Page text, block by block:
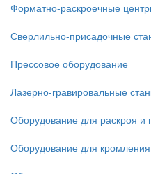
Форматно-раскроечные
Сверлильно-присадочные
Прессовое оборудование
Лазерно-гравировальные
Оборудование для раскроя и
Оборудование для